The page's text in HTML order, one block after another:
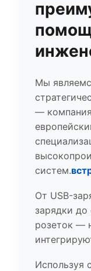
Мы
—
систем.
От USB-
зарядки до
розеток —
Используя